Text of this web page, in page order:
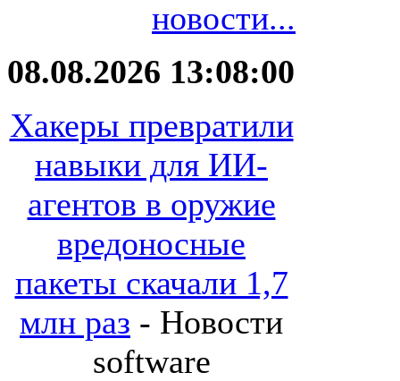
новости...
08.08.2026 13:08:00
Хакеры превратили
навыки для ИИ-
агентов в оружие
вредоносные
пакеты скачали 1,7
млн раз - Новости
software